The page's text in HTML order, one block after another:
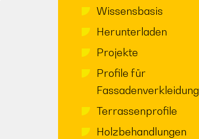
Wissensbasis
Herunterladen
Projekte
Profile für
Fassadenverkleidung
Terrassenprofile
Holzbehandlungen